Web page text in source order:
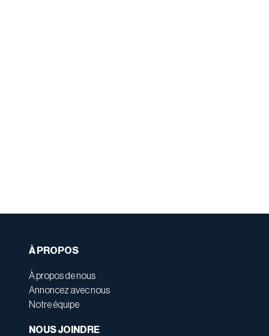
À PROPOS
À propos de nous
Annoncez avec nous
Notre équipe
NOUS JOINDRE